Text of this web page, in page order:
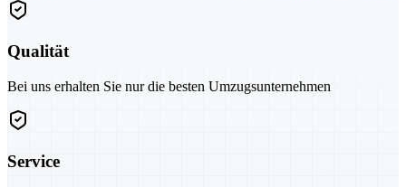
Qualität
Bei uns erhalten Sie nur die besten Umzugsunternehmen
Service